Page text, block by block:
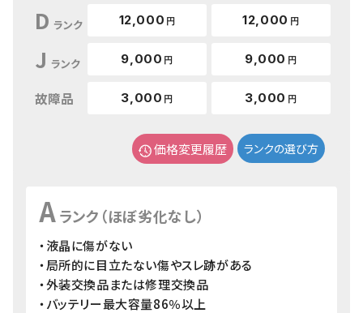
D ランク 12,000 円 12,000 円
J ランク 9,000 円 9,000 円
故障品 3,000 円 3,000 円
価格変更履歴 ランクの選び方
Aランク（ほぼ劣化なし）
・液晶に傷がない
・局所的に目立たない傷やスレ跡がある
・外装交換品または修理交換品
・バッテリー最大容量86％以上